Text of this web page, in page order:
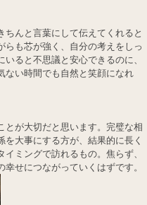
んと言葉にして伝えてくれると
らも芯が強く、自分の考えをしっ
ると不思議と安心できるのに、
ない時間でも自然と笑顔になれ
とが大切だと思います。完璧な相
大事にする方が、結果的に長く
ミングで訪れるもの。焦らず、
せにつながっていくはずです。